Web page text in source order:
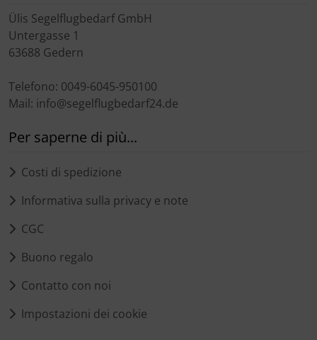
Ülis Segelflugbedarf GmbH
Untergasse 1
63688 Gedern
Telefono: 0049-6045-950100
Mail: info@segelflugbedarf24.de
Per saperne di più...
Costi di spedizione
Informativa sulla privacy e note
CGC
Buono regalo
Contatto con noi
Impostazioni dei cookie